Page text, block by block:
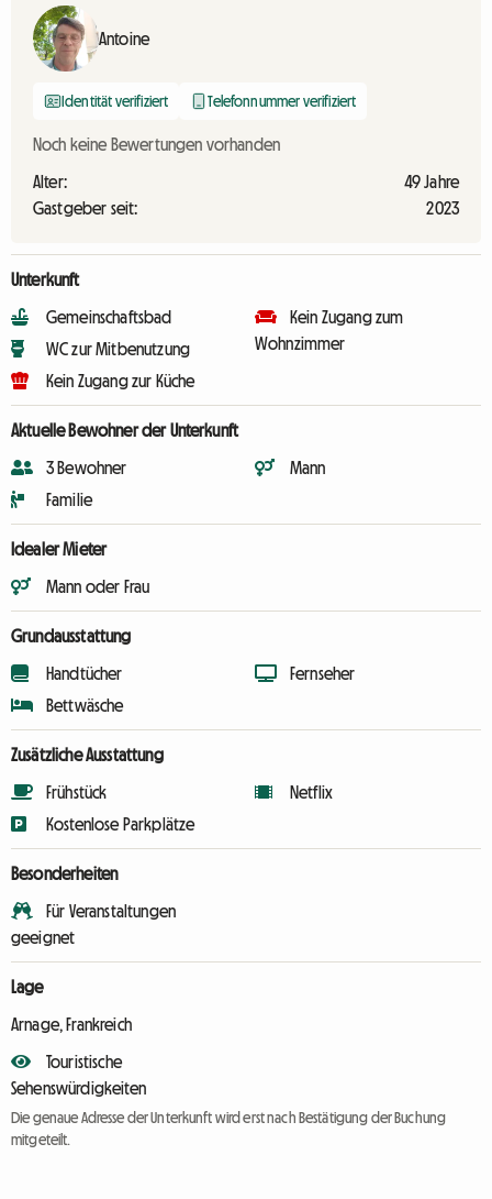
Antoine
Identität verifiziert Telefonnummer verifiziert
Noch keine Bewertungen vorhanden
Alter:
49 Jahre
Gastgeber seit:
2023
Unterkunft
Gemeinschaftsbad
WC zur Mitbenutzung
Kein Zugang zur Küche
Kein Zugang zum
Wohnzimmer
Aktuelle Bewohner der Unterkunft
3 Bewohner
Familie
Mann
Idealer Mieter
Mann oder Frau
Grundausstattung
Handtücher
Bettwäsche
Fernseher
Zusätzliche Ausstattung
Frühstück
Kostenlose Parkplätze
Netflix
Besonderheiten
Für Veranstaltungen
geeignet
Lage
Arnage, Frankreich
Touristische
Sehenswürdigkeiten
Die genaue Adresse der Unterkunft wird erst nach Bestätigung der Buchung
mitgeteilt.